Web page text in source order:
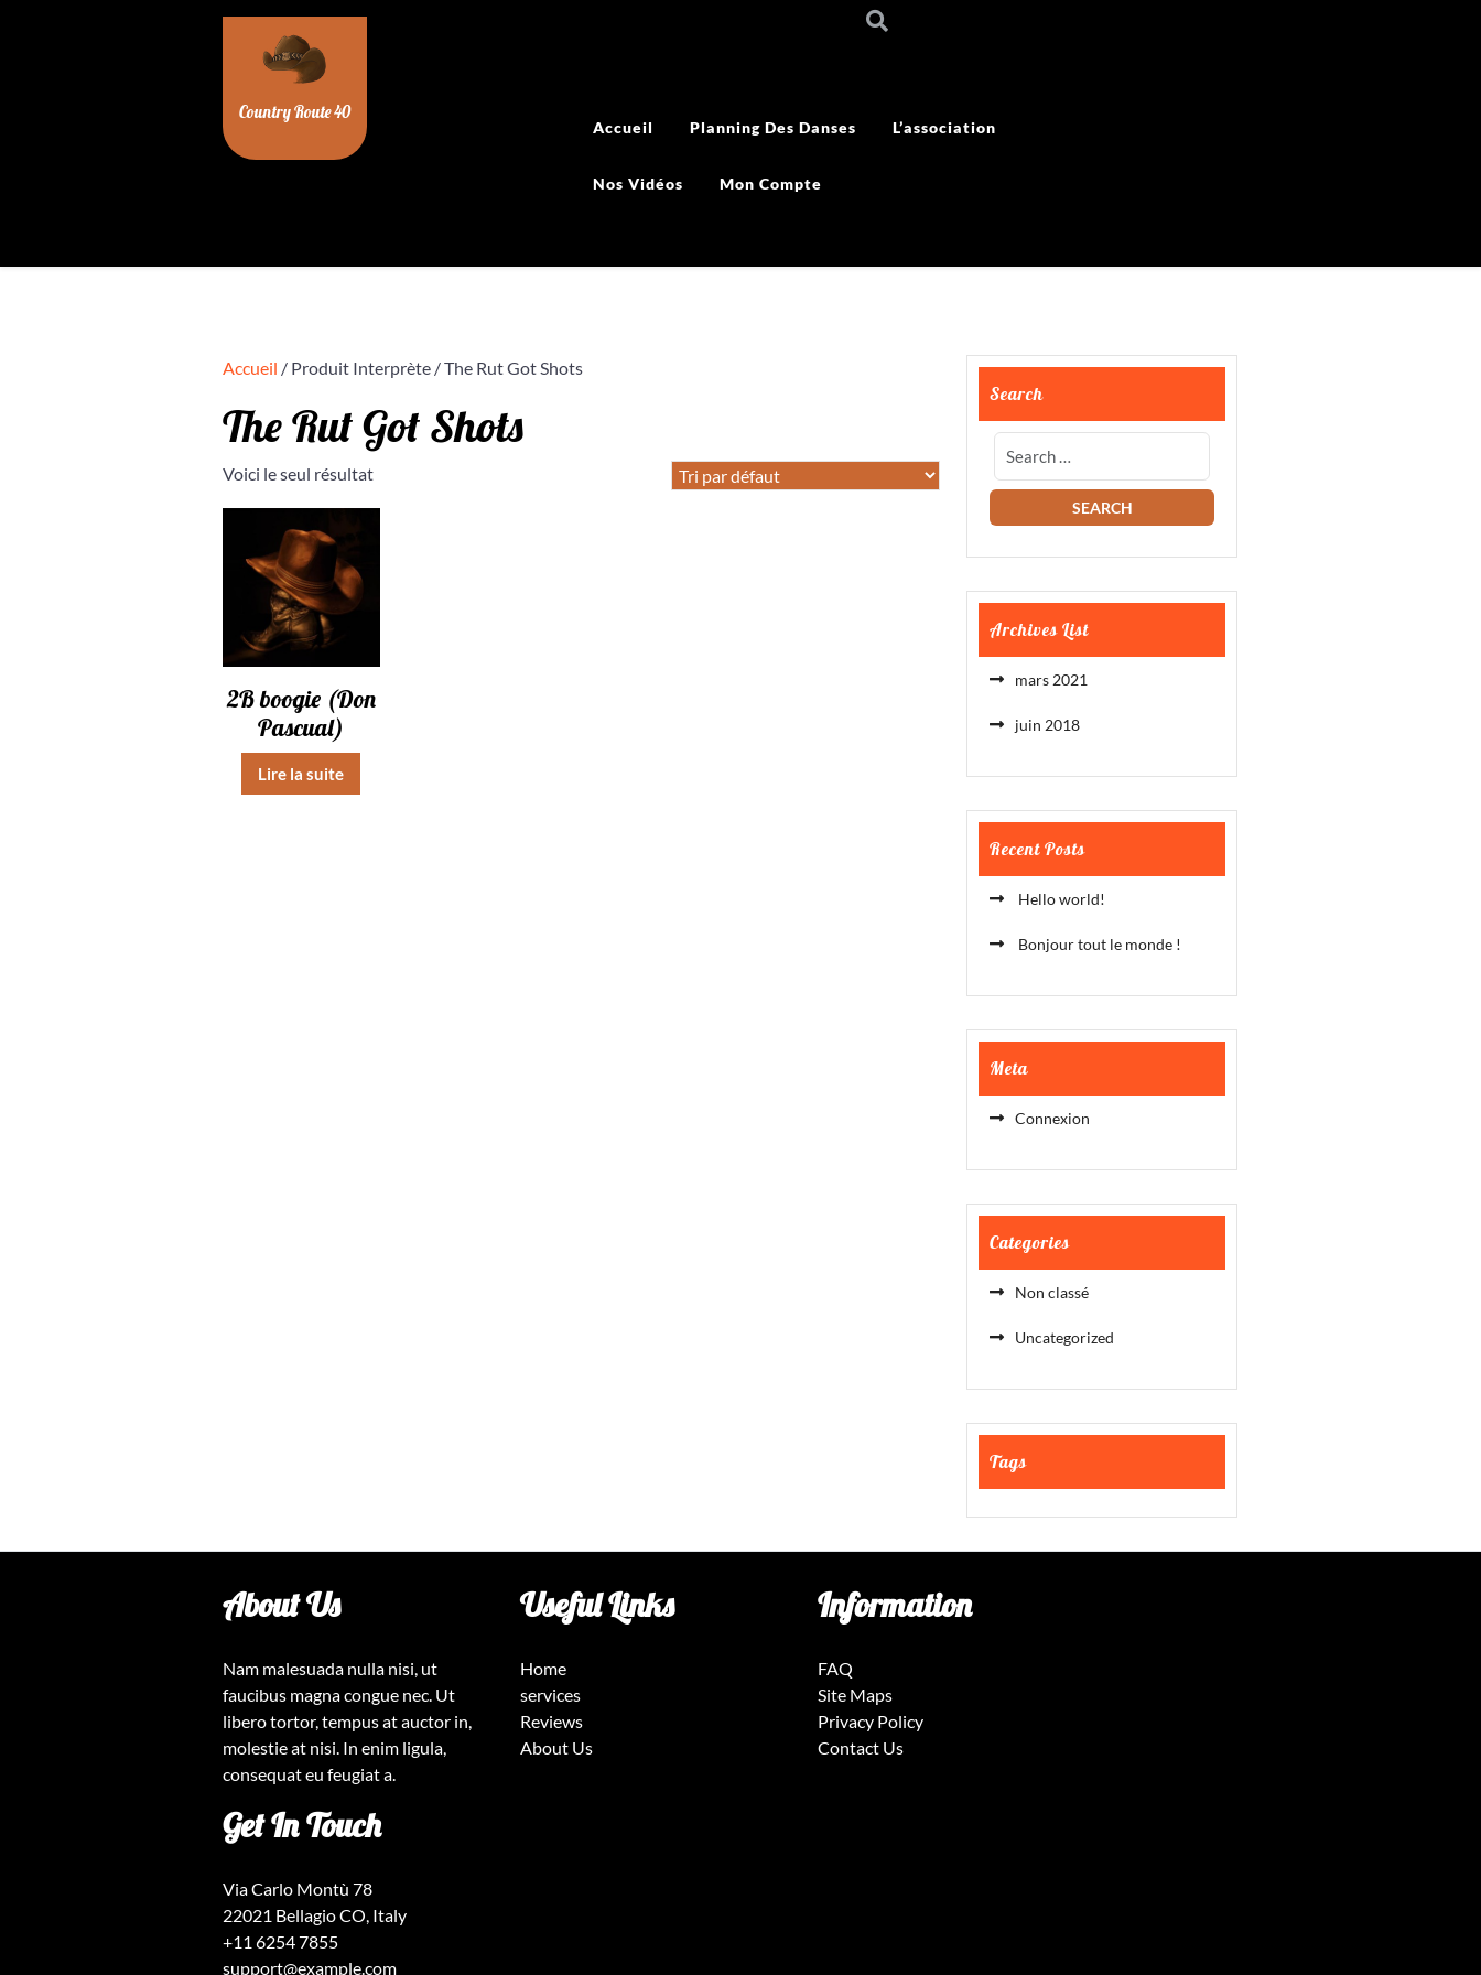
Country Route 40
Accueil Planning Des Danses L’association
Nos Vidéos Mon Compte
Accueil / Produit Interprète / The Rut Got Shots
The Rut Got Shots
Voici le seul résultat
2B boogie (Don
Pascual)
Lire la suite
Search
Archives List
mars 2021
juin 2018
Recent Posts
Hello world!
Bonjour tout le monde !
Meta
Connexion
Categories
Non classé
Uncategorized
Tags
About Us
Nam malesuada nulla nisi, ut
faucibus magna congue nec. Ut
libero tortor, tempus at auctor in,
molestie at nisi. In enim ligula,
consequat eu feugiat a.
Useful Links
Home
services
Reviews
About Us
Information
FAQ
Site Maps
Privacy Policy
Contact Us
Get In Touch
Via Carlo Montù 78
22021 Bellagio CO, Italy
+11 6254 7855
support@example.com